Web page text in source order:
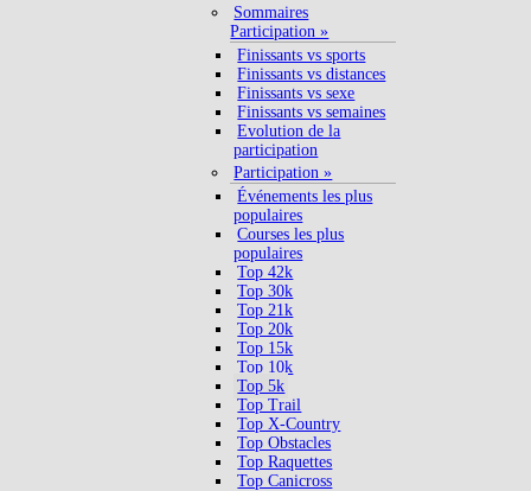
Sommaires
Participation »
Finissants vs sports
Finissants vs distances
Finissants vs sexe
Finissants vs semaines
Evolution de la
participation
Participation »
Événements les plus
populaires
Courses les plus
populaires
Top 42k
Top 30k
Top 21k
Top 20k
Top 15k
Top 10k
Top 5k
Top Trail
Top X-Country
Top Obstacles
Top Raquettes
Top Canicross